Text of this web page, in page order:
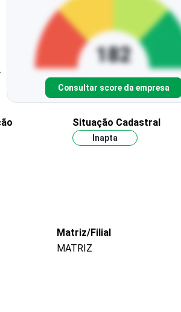
.
Consultar score da empresa
Situação Cadastral
Inapta
Matriz/Filial
MATRIZ